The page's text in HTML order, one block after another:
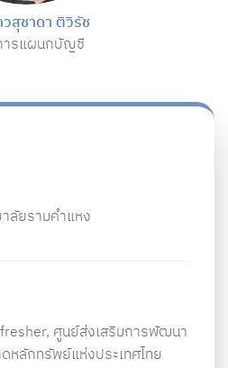
สุชาดา ติวิรัช
รแผนกบัญชี
ลัยรามคำแหง
ศูนย์ส่งเสริมการพัฒนา
หลักทรัพย์แห่งประเทศไทย